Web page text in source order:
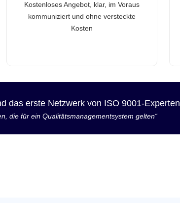
Kostenloses Angebot, klar, im Voraus
kommuniziert und ohne versteckte
Kosten
das erste Netzwerk von ISO 9001-Experten
die für ein Qualitätsmanagementsystem gelten“